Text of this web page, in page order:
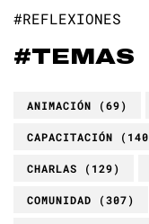
#REFLEXIONES
#TEMAS
ANIMACIÓN (69)
CAPACITACIÓN
CHARLAS (129)
COMUNIDAD (307)